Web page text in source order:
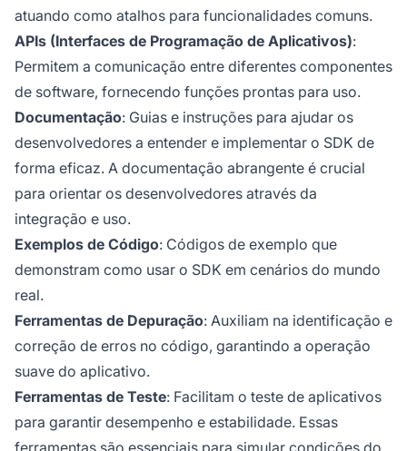
atuando como atalhos para funcionalidades comuns.
APIs (Interfaces de Programação de Aplicativos):
Permitem a comunicação entre diferentes componentes
de software, fornecendo funções prontas para uso.
Documentação: Guias e instruções para ajudar os
desenvolvedores a entender e implementar o SDK de
forma eficaz. A documentação abrangente é crucial
para orientar os desenvolvedores através da
integração e uso.
Exemplos de Código: Códigos de exemplo que
demonstram como usar o SDK em cenários do mundo
real.
Ferramentas de Depuração: Auxiliam na identificação e
correção de erros no código, garantindo a operação
suave do aplicativo.
Ferramentas de Teste: Facilitam o teste de aplicativos
para garantir desempenho e estabilidade. Essas
ferramentas são essenciais para simular condições do